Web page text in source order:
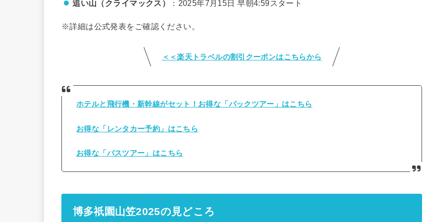
追い山（クライマックス） ：2025年7月15日 早朝4:59スタート
※詳細は公式発表をご確認ください。
＜＜楽天トラベルの割引クーポンはこちらから
ホテルと飛行機・新幹線がセット！お得な「パックツアー」はこちら
お得な「レンタカー予約」はこちら
お得な「バスツアー」はこちら
博多祇園山笠2025の見どころ